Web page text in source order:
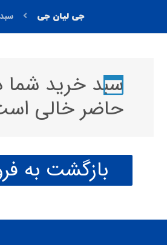
سبد خرید شما
حاضر خالی
بازگشت به